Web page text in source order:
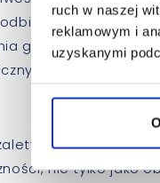
ruch w naszej
reklamowym i
uzyskanymi
TikToka
głosu i poglądów
charakter
TikToka
nie tylko jako